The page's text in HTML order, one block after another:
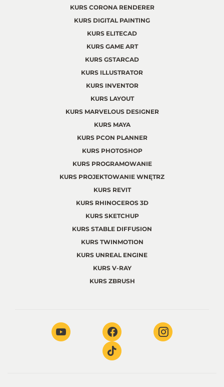
KURS CORONA RENDERER
KURS DIGITAL PAINTING
KURS ELITECAD
KURS GAME ART
KURS GSTARCAD
KURS ILLUSTRATOR
KURS INVENTOR
KURS LAYOUT
KURS MARVELOUS DESIGNER
KURS MAYA
KURS PCON PLANNER
KURS PHOTOSHOP
KURS PROGRAMOWANIE
KURS PROJEKTOWANIE WNĘTRZ
KURS REVIT
KURS RHINOCEROS 3D
KURS SKETCHUP
KURS STABLE DIFFUSION
KURS TWINMOTION
KURS UNREAL ENGINE
KURS V-RAY
KURS ZBRUSH